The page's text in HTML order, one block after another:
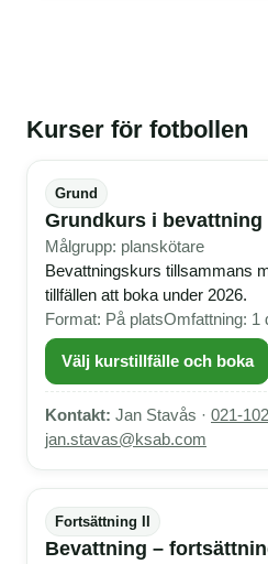
Kurser för fotbollen
Grund
Grundkurs i bevattning
Målgrupp: planskötare
Bevattningskurs tillsammans
tillfällen att boka under 2026.
Format: På platsOmfattning: 1
Välj kurstillfälle och boka
Kontakt: Jan Stavås · 021-
jan.stavas@ksab.com
Fortsättning II
Bevattning –